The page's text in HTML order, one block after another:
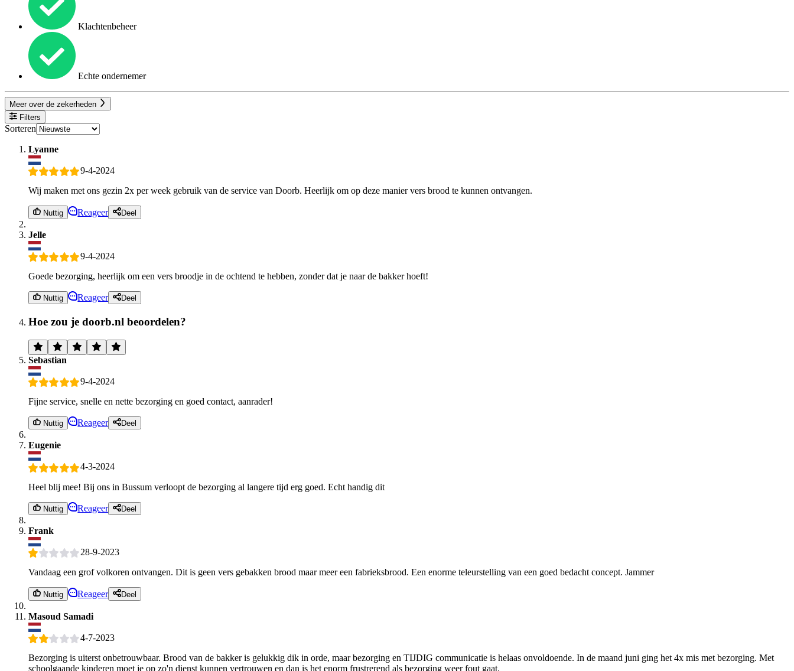
Klachtenbeheer
Echte ondernemer
Meer over de zekerheden
Filters
Sorteren
Lyanne
9-4-2024
Wij maken met ons gezin 2x per week gebruik van de service van Doorb. Heerlijk om op deze manier vers brood te kunnen ontvangen.
Nuttig Reageer Deel
Jelle
9-4-2024
Goede bezorging, heerlijk om een vers broodje in de ochtend te hebben, zonder dat je naar de bakker hoeft!
Nuttig Reageer Deel
Hoe zou je doorb.nl beoordelen?
Sebastian
9-4-2024
Fijne service, snelle en nette bezorging en goed contact, aanrader!
Nuttig Reageer Deel
Eugenie
4-3-2024
Heel blij mee! Bij ons in Bussum verloopt de bezorging al langere tijd erg goed. Echt handig dit
Nuttig Reageer Deel
Frank
28-9-2023
Vandaag een grof volkoren ontvangen. Dit is geen vers gebakken brood maar meer een fabrieksbrood. Een enorme teleurstelling van een goed bedacht concept. Jammer
Nuttig Reageer Deel
Masoud Samadi
4-7-2023
Bezorging is uiterst onbetrouwbaar. Brood van de bakker is gelukkig dik in orde, maar bezorging en TIJDIG communicatie is helaas onvoldoende. In de maand juni ging het 4x mis met bezorging. Met
schoolgaande kinderen moet je op zo'n dienst kunnen vertrouwen en dan is het enorm frustrerend als bezorging weer fout gaat.